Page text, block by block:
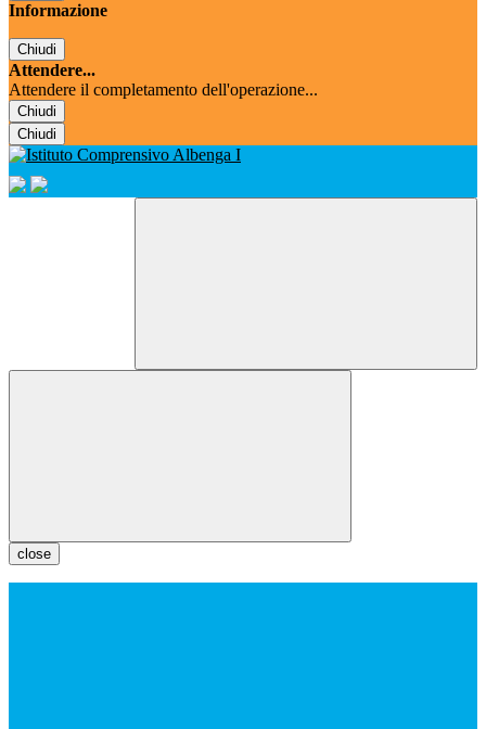
Informazione
Chiudi
Attendere...
Attendere il completamento dell'operazione...
Chiudi
Chiudi
close